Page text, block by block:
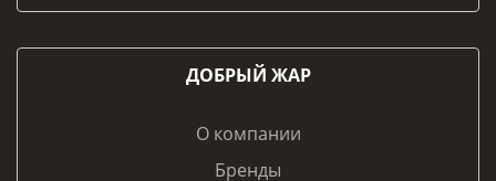
ДОБРЫЙ ЖАР
О компании
Бренды